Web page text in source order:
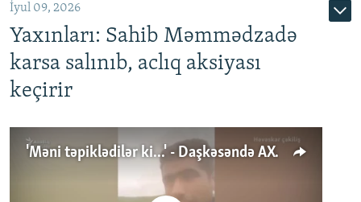
İyul 09, 2026
Yaxınları: Sahib Məmmədzadə
karsa salınıb, aclıq aksiyası
keçirir
'Məni təpiklədilər ki...' - Daşkəsəndə AXCP fəalının yaxınları onun həbsinə etiraz edirlər